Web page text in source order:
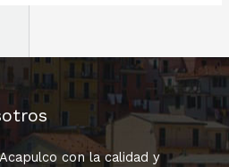
con la calidad y